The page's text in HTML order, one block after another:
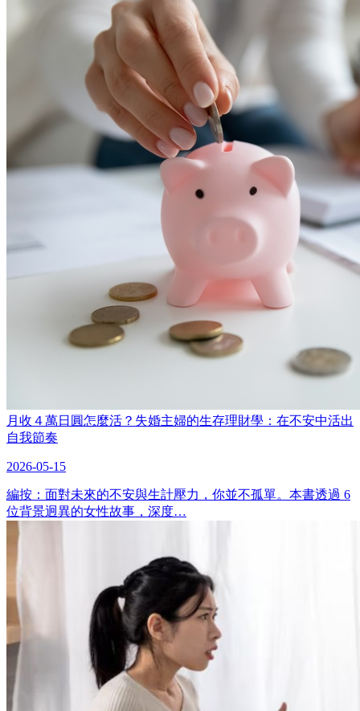
月收４萬日圓怎麼活？失婚主婦的生存理財學：在不安中活出
自我節奏
2026-05-15
編按：面對未來的不安與生計壓力，你並不孤單。本書透過 6
位背景迥異的女性故事，深度…